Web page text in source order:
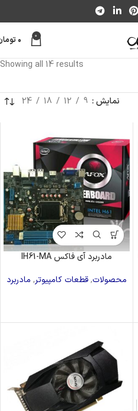
0 ۰
Showing all 14 results
نمایش 9
12
18
24
مادربرد آی فاکس IH61-MA
محصولات,قطعات کامپیوتر, مادربرد